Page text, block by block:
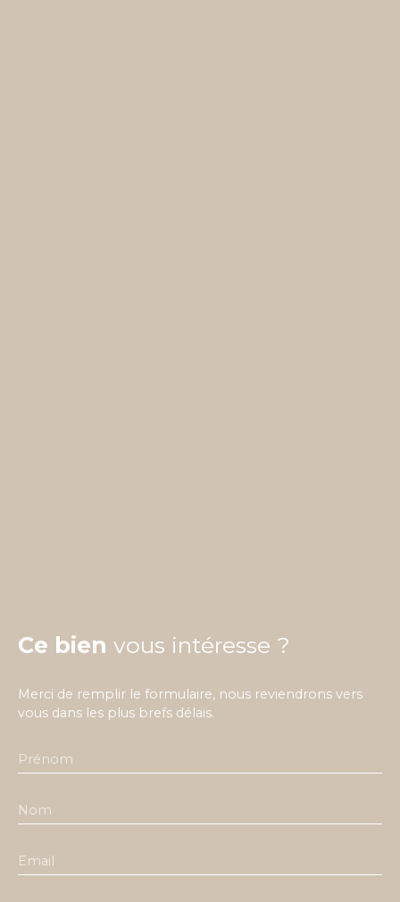
Ce bien vous intéresse ?
Merci de remplir le formulaire, nous reviendrons vers
vous dans les plus brefs délais.
Prénom
Nom
Email